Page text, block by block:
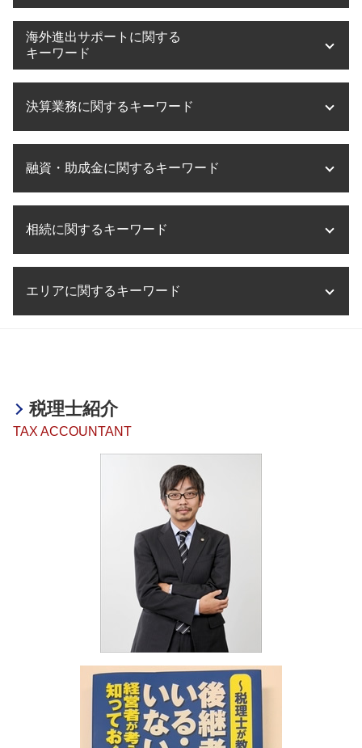
医療法人 役員報酬
医療法人設立 方法
医療法人設立 兵庫県
ms法人 個人開業医
医療法人設立 流れ
医療法人設立 メリット デメリット
滋賀県 医療法人設立
医療法人設立 大阪
医療法人 資本金
事業承継税制 とは
事業承継 m&a
m&a 節税
事業承継 奈良県
株式譲渡 手続き
事業譲渡 株式譲渡 違い
事業承継 税理士法人
事業承継 企業
事業承継 税金対策
事業承継税制 特例措置 デメリット
事業承継 納税猶予
税務相談 税理士
税務調査 流れ
税務相談 税理士法
税務相談 勘定科目
税務相談 贈与税
税務相談 相続税
税務相談 税理士以外
税務相談 大阪
税務相談 予約
税務相談 税理士法違反
税務相談 とは
海外進出サポートに関する
キーワード
海外進出 コンサル
海外進出 手続き
海外進出 it企業
海外進出 メリット
海外進出 飲食店
海外進出 補助金
海外進出 企業
海外進出 相談
海外進出 トラブル
決算業務に関するキーワード
決算業務 時期
決算業務 アウトソーシング
決算業務 とは
税理士事務所 決算業務
決算業務 委託
融資・助成金に関するキーワード
助成金 創業
助成金 税
融資 デメリット
助成金 個人事業主 開業
助成金 創業支援
創業融資 サポート
助成金 個人事業主
相続に関するキーワード
相続税 不動産
相続税 土地
相続税 累進課税
相続税 節税
相続不動産 売却 税金
相続税 無申告加算税
相続税 相続放棄
エリアに関するキーワード
決算業務 大阪府
融資・助成金 奈良県
決算業務 奈良県
海外進出サポート 明石市
事業承継・M&A 加古川市
医療法人設立支援・顧問 加古川市
海外進出サポート 京都府
海外進出サポート 加古川市
事業承継・M&A 大阪府
融資・助成金 神戸市
事業承継・M&A 姫路市
決算業務 和歌山県
決算業務 明石市
税理士紹介
TAX ACCOUNTANT